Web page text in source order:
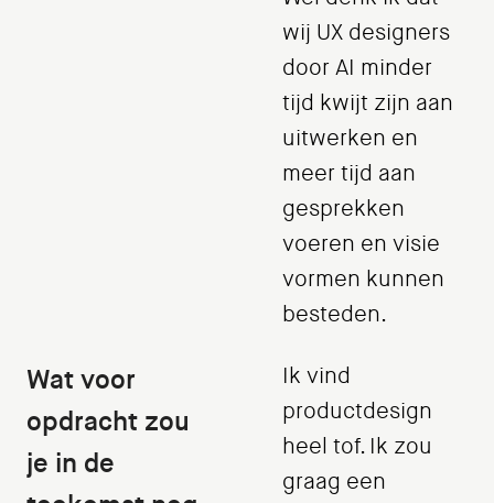
wij UX designers
door AI minder
tijd kwijt zijn aan
uitwerken en
meer tijd aan
gesprekken
voeren en visie
vormen kunnen
besteden.
Wat voor
opdracht zou
je in de
Ik vind
productdesign
heel tof. Ik zou
graag een